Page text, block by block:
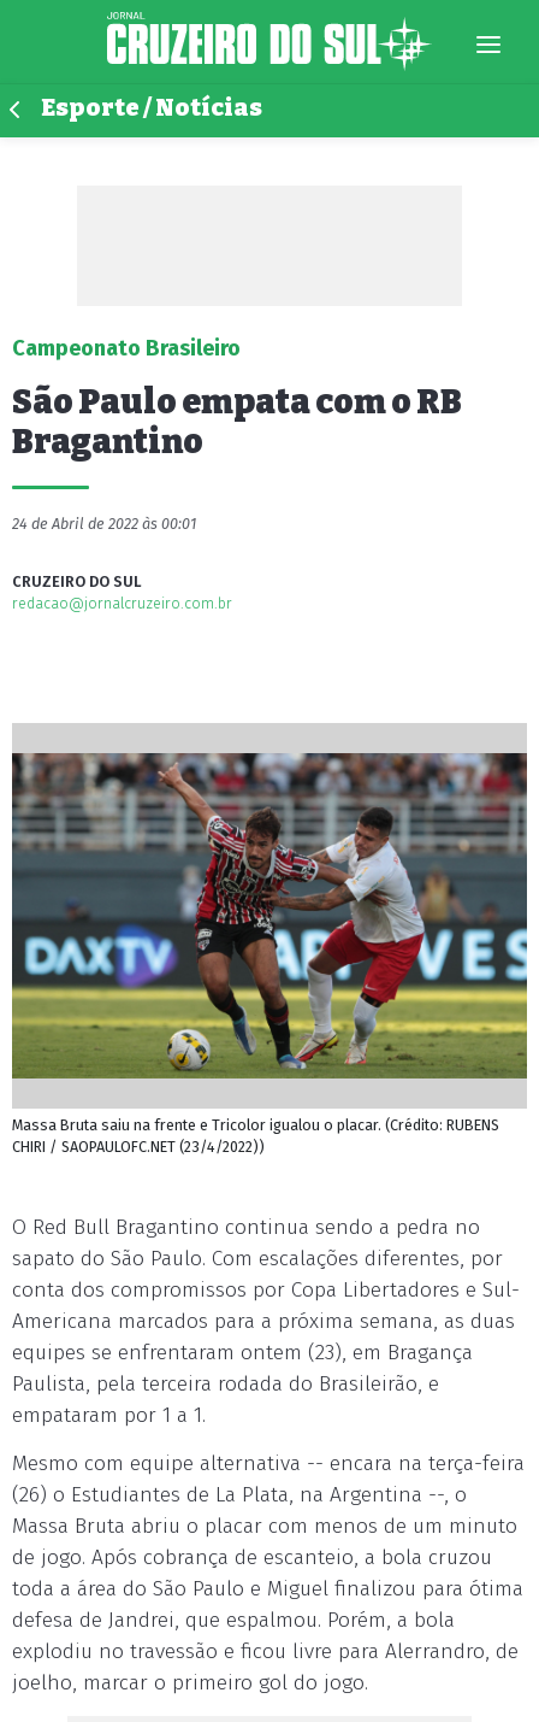
Esporte / Notícias
Campeonato Brasileiro
São Paulo empata com o RB
Bragantino
24 de Abril de 2022 às 00:01
CRUZEIRO DO SUL
redacao@jornalcruzeiro.com.br
Massa Bruta saiu na frente e Tricolor igualou o placar. (Crédito: RUBENS
CHIRI / SAOPAULOFC.NET (23/4/2022))
O Red Bull Bragantino continua sendo a pedra no
sapato do São Paulo. Com escalações diferentes, por
conta dos compromissos por Copa Libertadores e Sul-
Americana marcados para a próxima semana, as duas
equipes se enfrentaram ontem (23), em Bragança
Paulista, pela terceira rodada do Brasileirão, e
empataram por 1 a 1.
Mesmo com equipe alternativa -- encara na terça-feira
(26) o Estudiantes de La Plata, na Argentina --, o
Massa Bruta abriu o placar com menos de um minuto
de jogo. Após cobrança de escanteio, a bola cruzou
toda a área do São Paulo e Miguel finalizou para ótima
defesa de Jandrei, que espalmou. Porém, a bola
explodiu no travessão e ficou livre para Alerrandro, de
joelho, marcar o primeiro gol do jogo.